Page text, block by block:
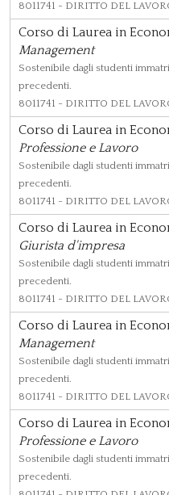
8011741 - DIRITTO DEL
Corso di Laurea in
Management
Sostenibile dagli studenti
precedenti.
8011741 - DIRITTO DEL
Corso di Laurea in
Professione e Lavoro
Sostenibile dagli studenti
precedenti.
8011741 - DIRITTO DEL
Corso di Laurea in
Giurista d'impresa
Sostenibile dagli studenti
precedenti.
8011741 - DIRITTO DEL
Corso di Laurea in
Management
Sostenibile dagli studenti
precedenti.
8011741 - DIRITTO DEL
Corso di Laurea in
Professione e Lavoro
Sostenibile dagli studenti
precedenti.